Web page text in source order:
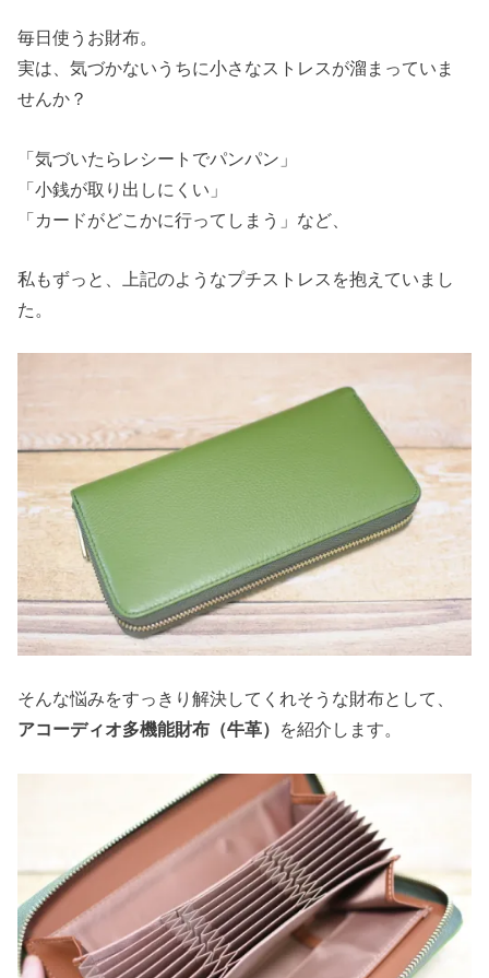
毎日使うお財布。
実は、気づかないうちに小さなストレスが溜まっていま
せんか？
「気づいたらレシートでパンパン」
「小銭が取り出しにくい」
「カードがどこかに行ってしまう」など、
私もずっと、上記のようなプチストレスを抱えていまし
た。
そんな悩みをすっきり解決してくれそうな財布として、
アコーディオ多機能財布（牛革） を紹介します。